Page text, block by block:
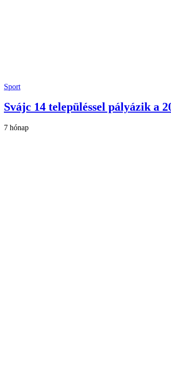
Sport
Svájc 14 településsel pályázik a
7 hónap